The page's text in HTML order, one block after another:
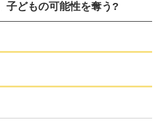
子どもの可能性を奪う?